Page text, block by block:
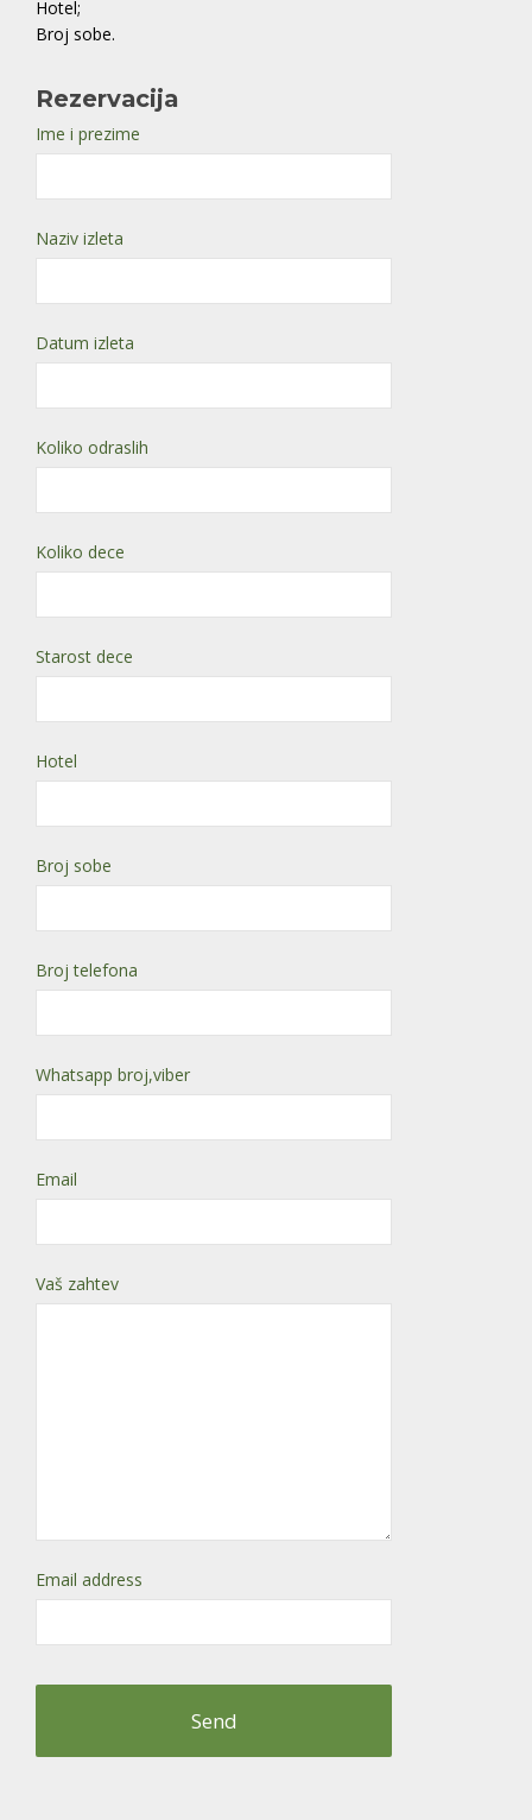
Hotel;
Broj sobe.
Rezervacija
Ime i prezime
Naziv izleta
Datum izleta
Koliko odraslih
Koliko dece
Starost dece
Hotel
Broj sobe
Broj telefona
Whatsapp broj,viber
Email
Vaš zahtev
Email address
Send